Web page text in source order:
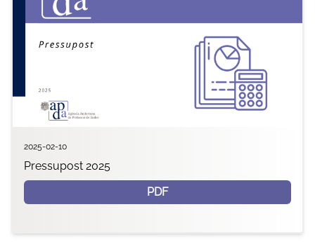
2025-02-10
Pressupost 2025
PDF